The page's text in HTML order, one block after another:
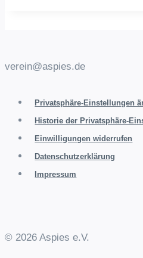
verein@aspies.de
Privatsphäre-Einstellungen
Historie der Privatsphäre-
Einwilligungen widerrufen
Datenschutzerklärung
Impressum
© 2026 Aspies e.V.